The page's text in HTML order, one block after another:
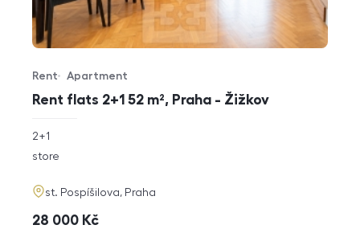
Rent flats 2+1 52 m², Praha - Žižkov
Offer type
Rent
Property type
Apartment
rozměry
2+1
funkce
store
adresa
st. Pospíšilova, Praha
cena
28 000 Kč